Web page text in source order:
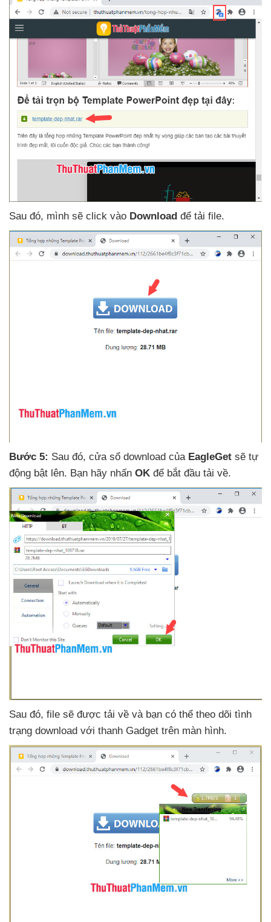
Sau đó, mình sẽ click vào Download để tải file.
Bước 5: Sau đó, cửa sổ download của EagleGet sẽ tự
động bật lên. Bạn hãy nhấn OK để bắt đầu tải về.
Sau đó, file sẽ được tải về và bạn có thể theo dõi tình
trạng download với thanh Gadget trên màn hình.